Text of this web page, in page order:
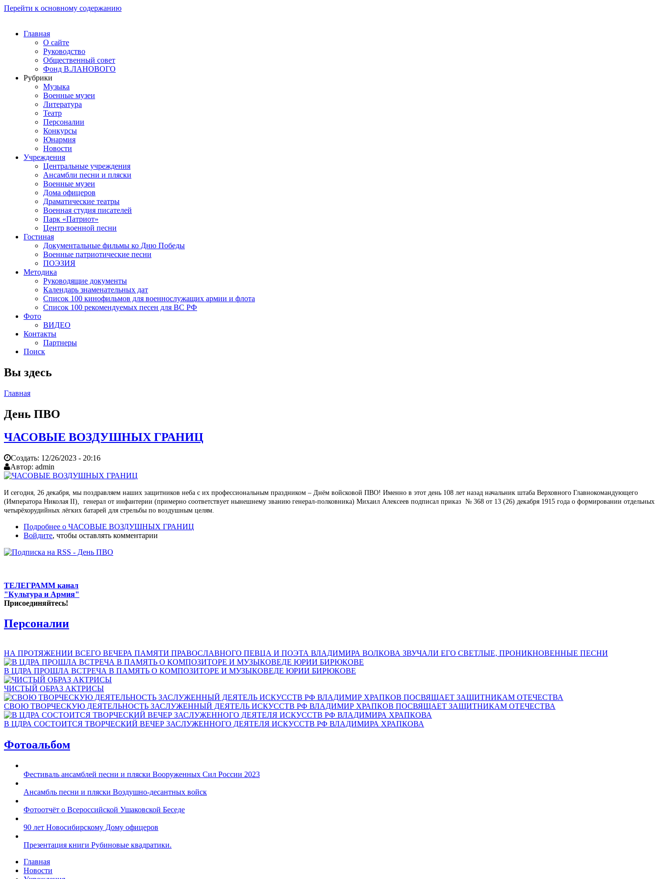
Перейти к основному содержанию
Главная
О сайте
Руководство
Общественный совет
Фонд В.ЛАНОВОГО
Рубрики
Музыка
Военные музеи
Литература
Театр
Персоналии
Конкурсы
Юнармия
Новости
Учреждения
Центральные учреждения
Ансамбли песни и пляски
Военные музеи
Дома офицеров
Драматические театры
Военная студия писателей
Парк «Патриот»
Центр военной песни
Гостиная
Документальные фильмы ко Дню Победы
Военные патриотические песни
ПОЭЗИЯ
Методика
Руководящие документы
Календарь знаменательных дат
Список 100 кинофильмов для военнослужащих армии и флота
Список 100 рекомендуемых песен для ВС РФ
Фото
ВИДЕО
Контакты
Партнеры
Поиск
Вы здесь
Главная
День ПВО
ЧАСОВЫЕ ВОЗДУШНЫХ ГРАНИЦ
Создать: 12/26/2023 - 20:16
Автор: admin
И сегодня, 26 декабря, мы поздравляем наших защитников неба с их профессиональным праздником – Днём войсковой ПВО! Именно в этот день 108 лет назад начальник штаба Верховного Главнокомандующего
(Императора Николая II), генерал от инфантерии (примерно соответствует нынешнему званию генерал-полковника) Михаил Алексеев подписал приказ № 368 от 13 (26) декабря 1915 года о формировании отдельных
четырёхорудийных лёгких батарей для стрельбы по воздушным целям.
Подробнее о ЧАСОВЫЕ ВОЗДУШНЫХ ГРАНИЦ
Войдите, чтобы оставлять комментарии
ТЕЛЕГРАММ канал
"Культура и Армия"
Присоединяйтесь!
Персоналии
НА ПРОТЯЖЕНИИ ВСЕГО ВЕЧЕРА ПАМЯТИ ПРАВОСЛАВНОГО ПЕВЦА И ПОЭТА ВЛАДИМИРА ВОЛКОВА ЗВУЧАЛИ ЕГО СВЕТЛЫЕ, ПРОНИКНОВЕННЫЕ ПЕСНИ
В ЦДРА ПРОШЛА ВСТРЕЧА В ПАМЯТЬ О КОМПОЗИТОРЕ И МУЗЫКОВЕДЕ ЮРИИ БИРЮКОВЕ
ЧИСТЫЙ ОБРАЗ АКТРИСЫ
СВОЮ ТВОРЧЕСКУЮ ДЕЯТЕЛЬНОСТЬ ЗАСЛУЖЕННЫЙ ДЕЯТЕЛЬ ИСКУССТВ РФ ВЛАДИМИР ХРАПКОВ ПОСВЯЩАЕТ ЗАЩИТНИКАМ ОТЕЧЕСТВА
В ЦДРА СОСТОИТСЯ ТВОРЧЕСКИЙ ВЕЧЕР ЗАСЛУЖЕННОГО ДЕЯТЕЛЯ ИСКУССТВ РФ ВЛАДИМИРА ХРАПКОВА
Фотоальбом
Фестиваль ансамблей песни и пляски Вооруженных Сил России 2023
Ансамбль песни и пляски Воздушно-десантных войск
Фотоотчёт о Всероссийской Ушаковской Беседе
90 лет Новосибирскому Дому офицеров
Презентация книги Рубиновые квадратики.
Главная
Новости